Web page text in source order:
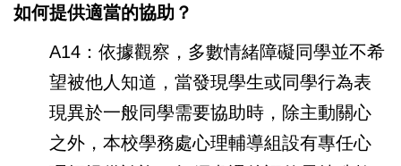
如何提供適當的協助？
A14：依據觀察，多數情緒障礙同學並不希
望被他人知道，當發現學生或同學行為表
現異於一般同學需要協助時，除主動關心
之外，本校學務處心理輔導組設有專任心